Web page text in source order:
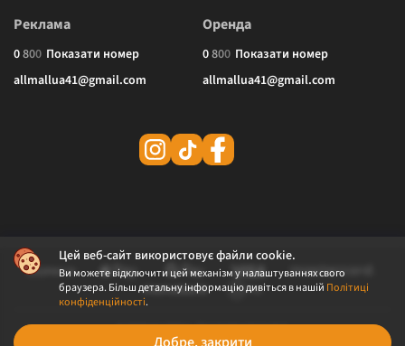
Цей веб-сайт використовує файли cookie.
Ви можете відключити цей механізм у налаштуваннях свого
браузера. Більш детальну інформацію дивіться в нашій Політиці
конфіденційності.
Реклама
0800 Показати номер
allmallua41@gmail.com
Оренда
0800 Показати номер
allmallua41@gmail.com
© 2026 ALLMALL. Всі права захищені.